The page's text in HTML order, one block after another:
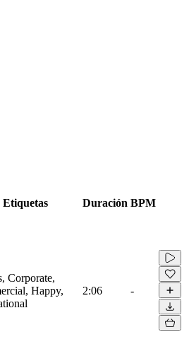
Etiquetas Duración BPM
Corporate,
Happy,
2:06 -